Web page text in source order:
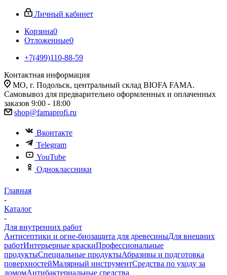
Личный кабинет
Корзина0
Отложенные0
+7(499)110-88-59
Контактная информация
МО, г. Подольск, центральный склад BIOFA FAMA.
Самовывоз для предварительно оформленных и оплаченных
заказов 9:00 - 18:00
shop@famaprofi.ru
Вконтакте
Telegram
YouTube
Одноклассники
Главная
-
Каталог
-
Для внутренних работ
Антисептики и огне-биозащита для древесиныДля внешних
работИнтерьерные краскиПрофессиональные
продуктыСпециальные продуктыАбразивы и подготовка
поверхностейМалярный инструментСредства по уходу за
домомАнтибактериальные средства